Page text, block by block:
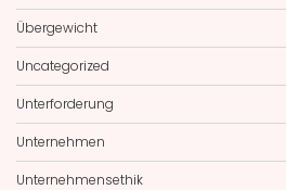
Übergewicht
Uncategorized
Unterforderung
Unternehmen
Unternehmensethik